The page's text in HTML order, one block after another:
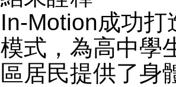
In-Motion成功
模式，為高中學
區居民提供了身